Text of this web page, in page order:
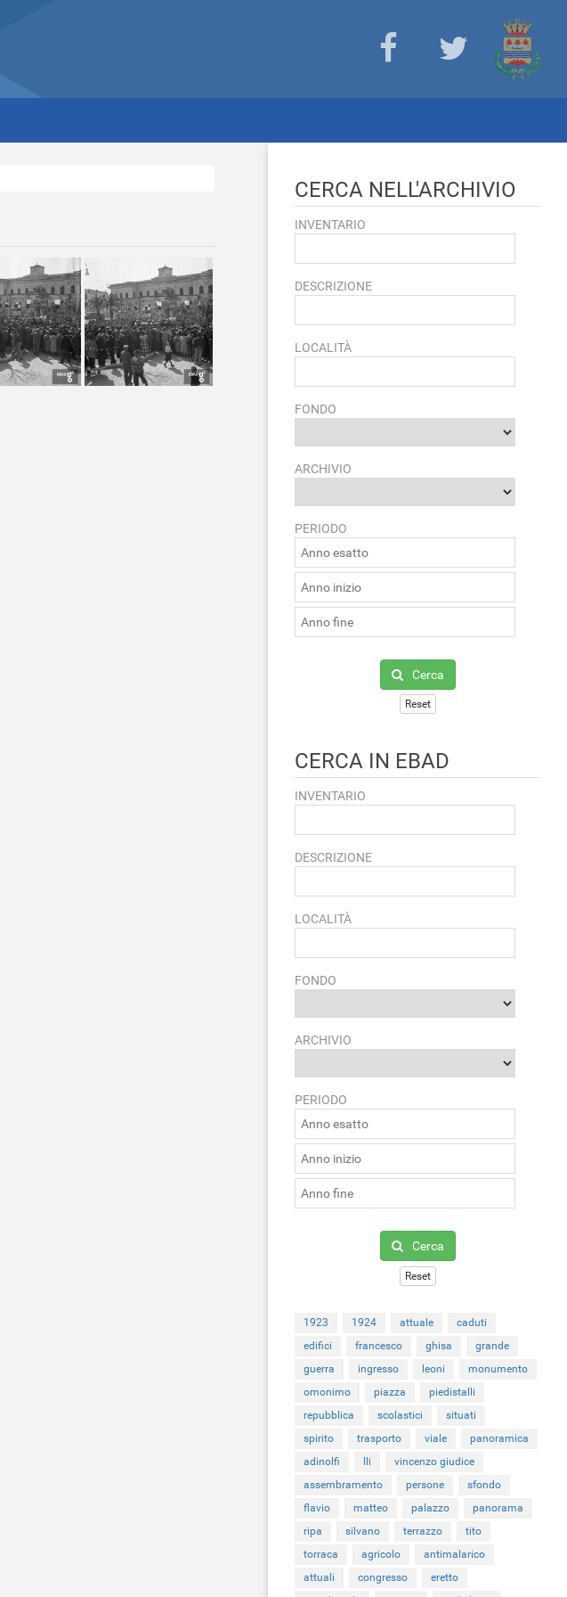
CERCA NELL'ARCHIVIO
INVENTARIO
DESCRIZIONE
LOCALITÀ
FONDO
ARCHIVIO
PERIODO
Cerca
Reset
CERCA IN EBAD
INVENTARIO
DESCRIZIONE
LOCALITÀ
FONDO
ARCHIVIO
PERIODO
Cerca
Reset
1923 1924 attuale
caduti
edifici
francesco ghisa
grande
guerra
ingresso leoni
monumento
omonimo
piazza
piedistalli
repubblica
scolastici
situati
spirito
trasporto viale
panoramica
adinolfi
lli
vincenzo giudice
assembramento
persone
sfondo
flavio
matteo palazzo
panorama
ripa
silvano terrazzo
tito
torraca
agricolo
antimalarico
attuali
congresso
eretto